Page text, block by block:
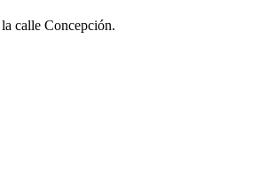
calle Concepción.